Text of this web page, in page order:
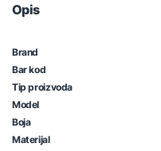
Opis
Brand
Bar kod
Tip proizvoda
Model
Boja
Materijal